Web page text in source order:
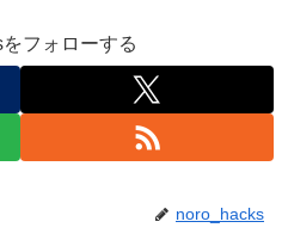
フォローする
noro_hacks